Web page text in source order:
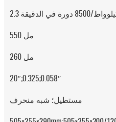
8500 دورة في الدقيقة
550 مل
260 مل
20″;0.325;0.058″
مستطيل؛ شبه منحرف